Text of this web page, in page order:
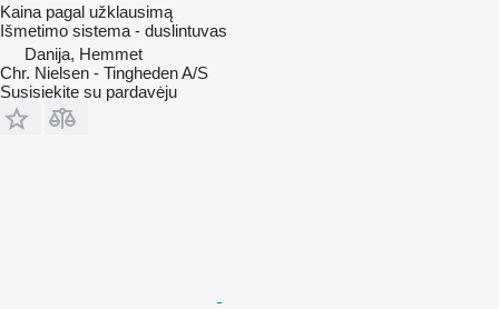
Kaina pagal užklausimą
Išmetimo sistema - duslintuvas
Danija, Hemmet
Chr. Nielsen - Tingheden A/S
Susisiekite su pardavėju